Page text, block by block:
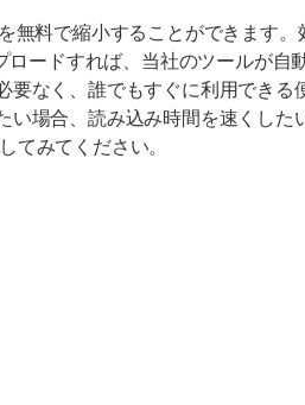
料で縮小することができます。
ードすれば、当社のツールが自
なく、誰でもすぐに利用できる
場合、読み込み時間を速くした
みてください。